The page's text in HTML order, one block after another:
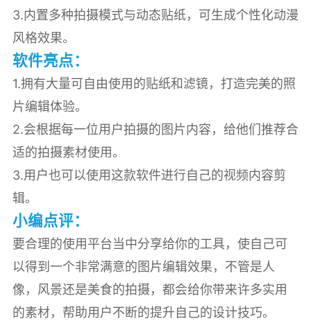
3.内置多种拍摄模式与动态贴纸，可生成个性化动漫
风格效果。
软件亮点：
1.拥有大量可自由使用的贴纸和滤镜，打造完美的照
片编辑体验。
2.会根据每一位用户拍摄的图片内容，给他们推荐合
适的拍摄素材使用。
3.用户也可以使用这款软件进行自己的视频内容剪
辑。
小编点评：
要合理的使用平台当中分享给你的工具，使自己可
以得到一个非常满意的图片编辑效果，不管是人
像，风景还是美食的拍摄，都会给你带来许多实用
的素材，帮助用户不断的提升自己的设计技巧。